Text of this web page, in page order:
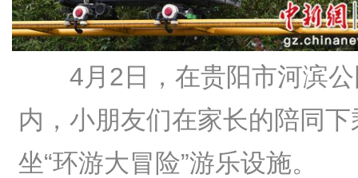
4月2日，在贵阳市河滨
内，小朋友们在家长的陪同下
坐“环游大冒险”游乐设施。